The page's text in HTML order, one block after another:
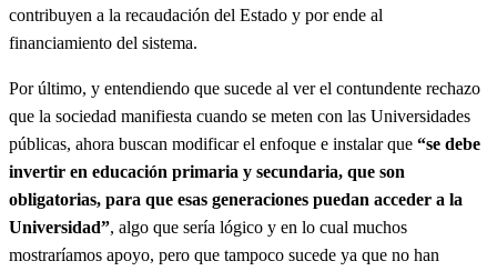
contribuyen a la recaudación del Estado y por ende al
financiamiento del sistema.
Por último, y entendiendo que sucede al ver el contundente rechazo
que la sociedad manifiesta cuando se meten con las Universidades
públicas, ahora buscan modificar el enfoque e instalar que “se debe
invertir en educación primaria y secundaria, que son
obligatorias, para que esas generaciones puedan acceder a la
Universidad”, algo que sería lógico y en lo cual muchos
mostraríamos apoyo, pero que tampoco sucede ya que no han